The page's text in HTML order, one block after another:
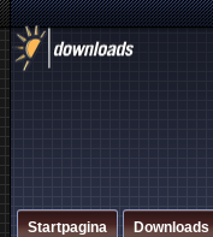
Startpagina Downloads